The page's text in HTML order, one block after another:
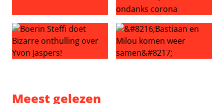
Hier kan Rutte nog wat van lerenKijk wat de ceo’s verdienen
Meest gelezen